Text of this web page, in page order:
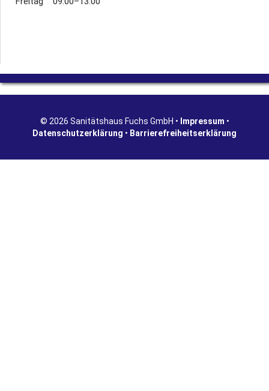
© 2026 Sanitätshaus Fuchs GmbH • Impressum •
Datenschutzerklärung • Barrierefreiheitserklärung